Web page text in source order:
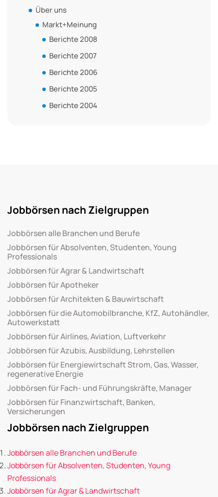
Über uns
Markt+Meinung
Berichte 2008
Berichte 2007
Berichte 2006
Berichte 2005
Berichte 2004
Jobbörsen nach Zielgruppen
Jobbörsen alle Branchen und Berufe
Jobbörsen für Absolventen, Studenten, Young
Professionals
Jobbörsen für Agrar & Landwirtschaft
Jobbörsen für Apotheker
Jobbörsen für Architekten & Bauwirtschaft
Jobbörsen für die Automobilbranche, KfZ, Autohändler,
Autowerkstatt
Jobbörsen für Airlines, Aviation, Luftverkehr
Jobbörsen für Azubis, Ausbildung, Lehrstellen
Jobbörsen für Energiewirtschaft Strom, Gas, Wasser,
regenerative Energie
Jobbörsen für Fach- und Führungskräfte, Manager
Jobbörsen für Finanzwirtschaft, Banken,
Versicherungen
Jobbörsen nach Zielgruppen
Jobbörsen alle Branchen und Berufe
Jobbörsen für Absolventen, Studenten, Young
Professionals
Jobbörsen für Agrar & Landwirtschaft